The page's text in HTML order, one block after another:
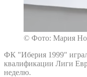
© Фото: Мария
ФК "Иберия 1999"
квалификации Лиги
неделю.